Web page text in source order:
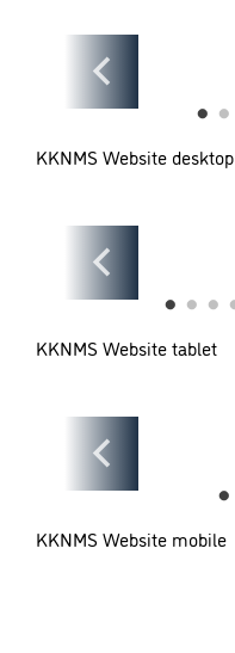
KKNMS Website desktop
KKNMS Website tablet
KKNMS Website mobile